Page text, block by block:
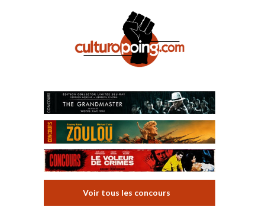
Voir tous les concours